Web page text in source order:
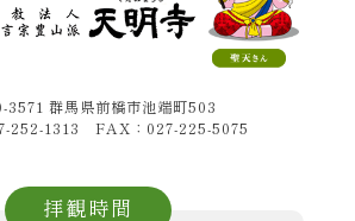
3571 群馬県前橋市池端町503
252-1313 FAX：027-225-5075
拝観時間